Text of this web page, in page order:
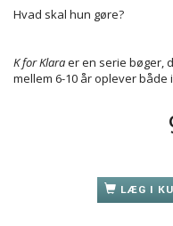
Hvad skal hun gøre?
K for Klaraer en serie bøger,
mellem 6-10 år oplever både
LÆG I